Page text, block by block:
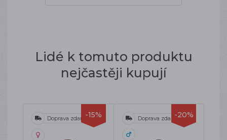
Lidé k tomuto produktu
nejčastěji kupují
-15%
Doprava zdarma -20%
Doprava zdarma